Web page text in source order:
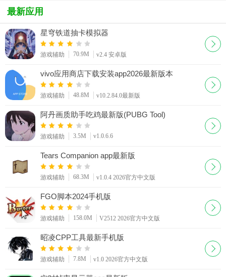
本
最新应用
星穹铁道抽卡模拟器
游戏辅助 70.9M v2.4 安卓版
vivo应用商店下载安装app2026最新版本
游戏辅助 48.8M v10.2.84.0最新版
阿丹画质助手吃鸡最新版(PUBG Tool)
游戏辅助 3.5M v1.0.6.6
Tears Companion app最新版
游戏辅助 68.3M v1.0.4 2026官方中文版
FGO脚本2024手机版
游戏辅助 158.0M V2512 2026官方中文版
昭凌CPP工具最新手机版
游戏辅助 7.8M v1.0 2026官方中文版